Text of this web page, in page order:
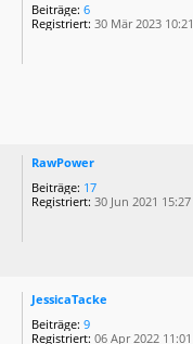
Beiträge: 6
Registriert: 30 Mär 2023 10:21
RawPower
Beiträge: 17
Registriert: 30 Jun 2021 15:27
JessicaTacke
Beiträge: 9
Registriert: 06 Apr 2022 11:01